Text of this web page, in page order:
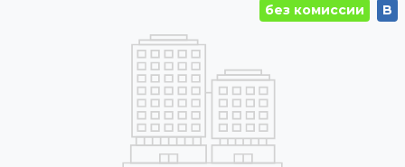
без комиссии B